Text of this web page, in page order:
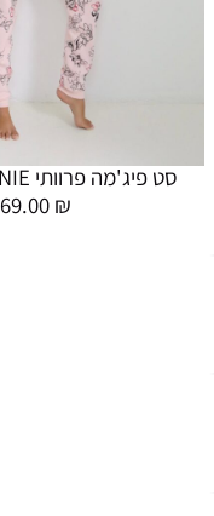
סט פיג'מה פרוותי MINNIE אפרסק
69.00 ₪